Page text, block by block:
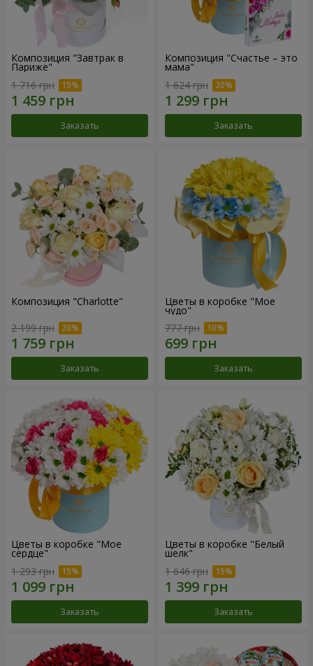
Композиция "Завтрак в
Париже"
1 716 грн
Заказать
Композиция "Счастье – это
мама"
1 624 грн
Заказать
Композиция "Charlotte"
2 199 грн
Заказать
Цветы в коробке "Мое
чудо"
777 грн
Заказать
Цветы в коробке "Мое
сердце"
1 293 грн
Заказать
Цветы в коробке "Белый
шелк"
1 646 грн
Заказать